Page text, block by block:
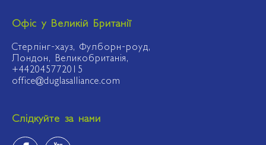
Офіс у Великій Британії
Стерлінг-хауз, Фулборн-роуд,
Лондон, Великобританія,
+442045772015
office@duglasalliance.com
Слідкуйте за нами